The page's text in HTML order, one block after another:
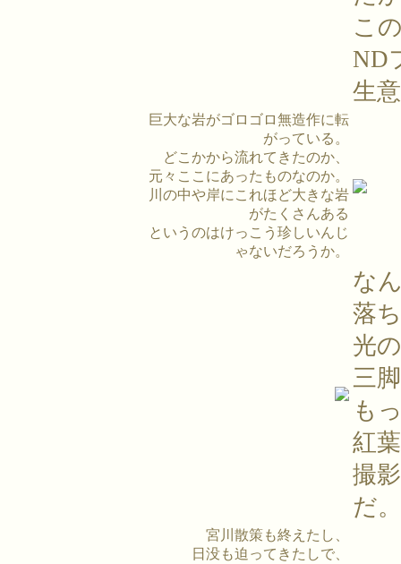
こ
ND
生
巨大な岩がゴロゴロ無造作に転
がっている。
どこかから流れてきたのか、
元々ここにあったものなのか。
川の中や岸にこれほど大きな岩
がたくさんある
というのはけっこう珍しいんじ
ゃないだろうか。
な
落
光
三
も
紅
撮
だ。
宮川散策も終えたし、
日没も迫ってきたしで、